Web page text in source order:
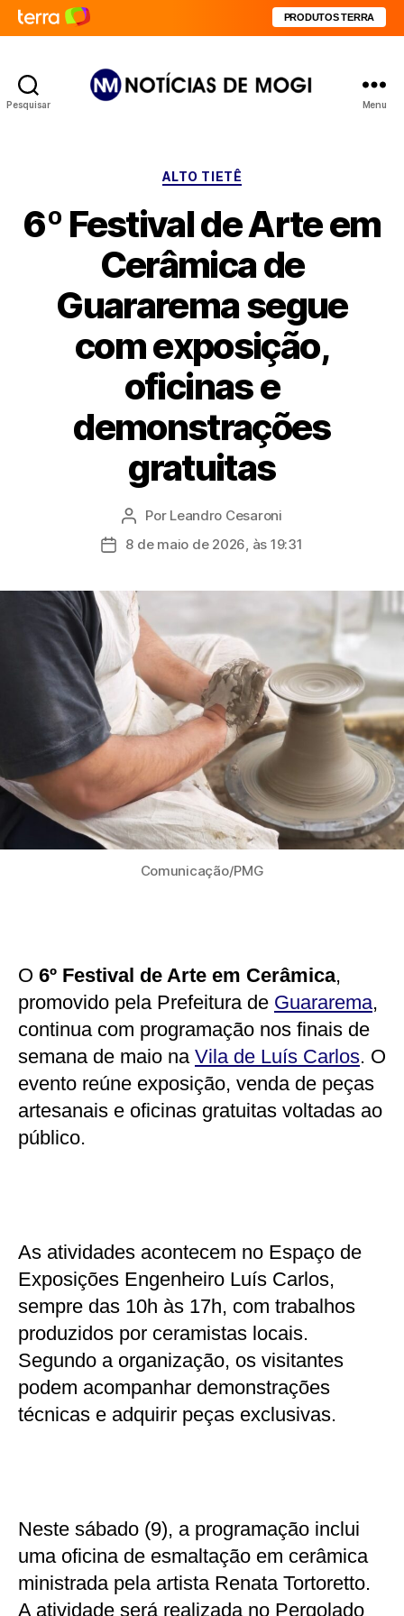
PRODUTOS TERRA
Pesquisar Menu
Categorias
ALTO TIETÊ
6º Festival de Arte em
Cerâmica de
Guararema segue
com exposição,
oficinas e
demonstrações
gratuitas
Autor
do
Por Leandro Cesaroni
Data8 de maio de 2026, às 19:31
Comunicação/PMG
O 6º Festival de Arte em Cerâmica,
promovido pela Prefeitura de Guararema,
continua com programação nos finais de
semana de maio na Vila de Luís Carlos. O
evento reúne exposição, venda de peças
artesanais e oficinas gratuitas voltadas ao
público.
As atividades acontecem no Espaço de
Exposições Engenheiro Luís Carlos,
sempre das 10h às 17h, com trabalhos
produzidos por ceramistas locais.
Segundo a organização, os visitantes
podem acompanhar demonstrações
técnicas e adquirir peças exclusivas.
Neste sábado (9), a programação inclui
uma oficina de esmaltação em cerâmica
ministrada pela artista Renata Tortoretto.
A atividade será realizada no Pergolado